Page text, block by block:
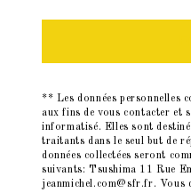
** Les données personnelles
aux fins de vous contacter et
informatisé. Elles sont
traitants dans le seul but de
données collectées seront
suivants: Tsushima 11 Rue
jeanmichel.com@sfr.fr. Vous